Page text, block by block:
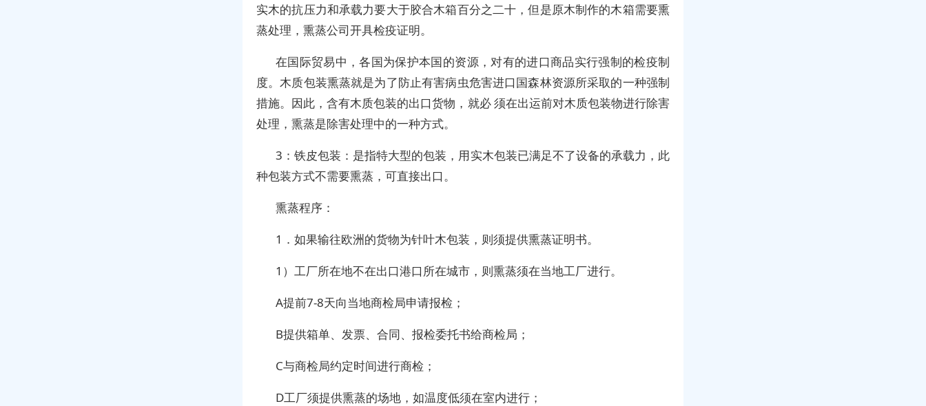
实木的抗压力和承载力要大于胶合木箱百分之二十，但是原木制作的木箱需要熏
蒸处理，熏蒸公司开具检疫证明。
在国际贸易中，各国为保护本国的资源，对有的进口商品实行强制的检疫制
度。木质包装熏蒸就是为了防止有害病虫危害进口国森林资源所采取的一种强制
措施。因此，含有木质包装的出口货物，就必 须在出运前对木质包装物进行除害
处理，熏蒸是除害处理中的一种方式。
3：铁皮包装：是指特大型的包装，用实木包装已满足不了设备的承载力，此
种包装方式不需要熏蒸，可直接出口。
熏蒸程序：
1．如果输往欧洲的货物为针叶木包装，则须提供熏蒸证明书。
1）工厂所在地不在出口港口所在城市，则熏蒸须在当地工厂进行。
A提前7-8天向当地商检局申请报检；
B提供箱单、发票、合同、报检委托书给商检局；
C与商检局约定时间进行商检；
D工厂须提供熏蒸的场地，如温度低须在室内进行；